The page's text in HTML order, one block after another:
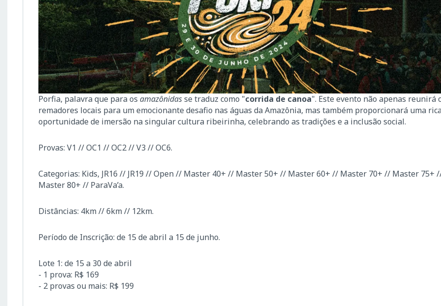
Porfia, palavra que para os amazônidasse traduz como "corrida de canoa". Este evento não apenas reunirá
remadores locais para um emocionante desafio nas águas da Amazônia, mas também proporcionará uma
oportunidade de imersão na singular cultura ribeirinha, celebrando as tradições e a inclusão social.
Provas: V1 // OC1 // OC2 // V3 // OC6.
Categorias: Kids, JR16 // JR19 // Open // Master 40+ // Master 50+ // Master 60+ // Master 70+ // Master 75+
Master 80+ // ParaVa’a.
Distâncias: 4km // 6km // 12km.
Período de Inscrição: de 15 de abril a 15 de junho.
Lote 1: de 15 a 30 de abril
- 1 prova: R$ 169
- 2 provas ou mais: R$ 199